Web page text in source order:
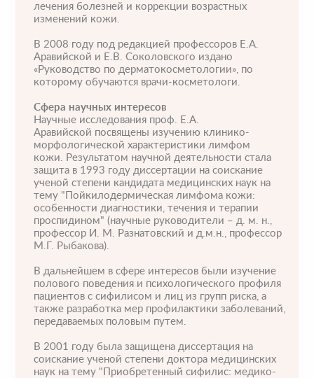
Цены Налоговый вычет
О клинике Лицензии и сертификаты
Новости и СМИ Cтатьи и публикации
Программа лояльности и подарочные сертификаты
Отзывы Безопасность
Медицинский туризм Юр. информация
Карьера
лечения болезней и коррекции возрастных
изменений кожи.
В 2008 году под редакцией профессоров Е.А.
Аравийской и Е.В. Соколовского издано
«Руководство по дерматокосметологии», по
которому обучаются врачи-косметологи.
Сфера научных интересов
Научные исследования проф. Е.А.
Аравийской посвящены изучению клинико-
морфологической характеристики лимфом
кожи. Результатом научной деятельности стала
защита в 1993 году диссертации на соискание
ученой степени кандидата медицинских наук на
тему "Пойкилодермическая лимфома кожи:
особенности диагностики, течения и терапии
проспидином" (научные руководители – д. м. н.,
профессор И. М. Разнатовский и д.м.н., профессор
М.Г. Рыбакова).
В дальнейшем в сфере интересов были изучение
полового поведения и психологического профиля
пациентов с сифилисом и лиц из групп риска, а
также разработка мер профилактики заболеваний,
передаваемых половым путем.
В 2001 году была защищена диссертация на
соискание ученой степени доктора медицинских
наук на тему "Приобретенный сифилис: медико-